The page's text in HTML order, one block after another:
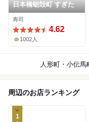
日本橋蛎殻町 すぎた
寿司
4.62
1002人
周辺のお店ランキング
1